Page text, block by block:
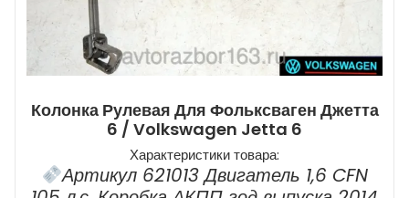
Колонка Рулевая Для Фольксваген Джетта
6 / Volkswagen Jetta 6
Характеристики товара:
Артикул 621013 Двигатель 1,6 CFN